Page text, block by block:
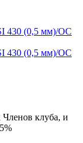
430 (0,5 мм)/ОС
430 (0,5 мм)/ОС
клуба, и